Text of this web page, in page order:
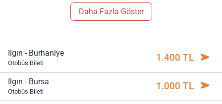
Daha Fazla Göster
Ilgın - Burhaniye
Otobüs Bileti 1.400 TL
Ilgın - Bursa
Otobüs Bileti 1.000 TL